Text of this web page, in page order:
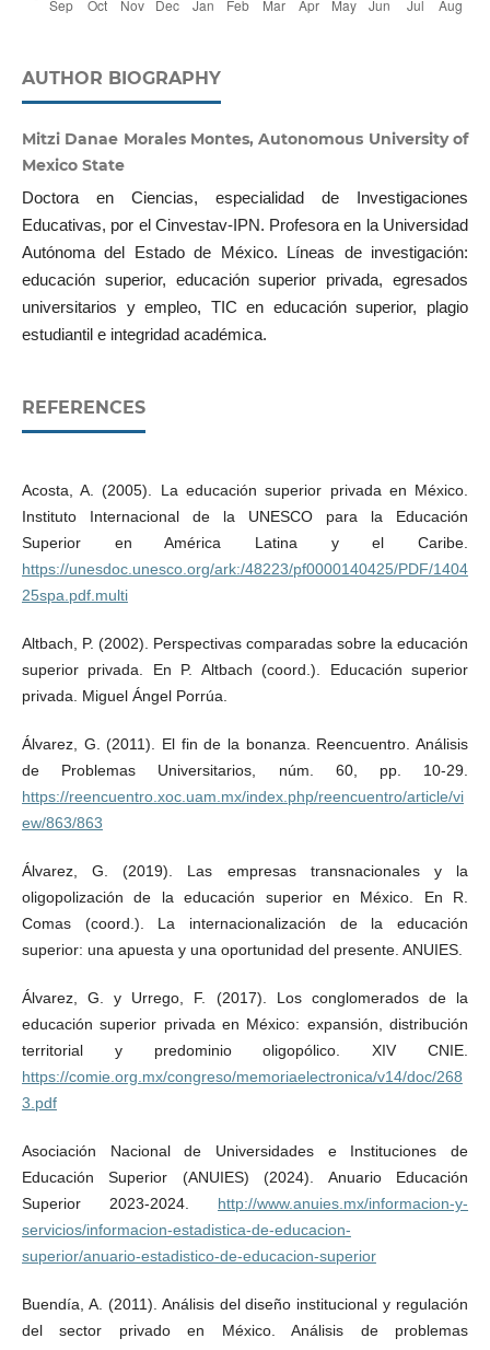
AUTHOR BIOGRAPHY
Mitzi Danae Morales Montes, Autonomous University of
Mexico State
Doctora en Ciencias, especialidad de Investigaciones
Educativas, por el Cinvestav-IPN. Profesora en la Universidad
Autónoma del Estado de México. Líneas de investigación:
educación superior, educación superior privada, egresados
universitarios y empleo, TIC en educación superior, plagio
estudiantil e integridad académica.
REFERENCES
Acosta, A. (2005). La educación superior privada en México.
Instituto Internacional de la UNESCO para la Educación
Superior en América Latina y el Caribe.
https://unesdoc.unesco.org/ark:/48223/pf0000140425/PDF/1404
25spa.pdf.multi
Altbach, P. (2002). Perspectivas comparadas sobre la educación
superior privada. En P. Altbach (coord.). Educación superior
privada. Miguel Ángel Porrúa.
Álvarez, G. (2011). El fin de la bonanza. Reencuentro. Análisis
de Problemas Universitarios, núm. 60, pp. 10-29.
https://reencuentro.xoc.uam.mx/index.php/reencuentro/article/vi
ew/863/863
Álvarez, G. (2019). Las empresas transnacionales y la
oligopolización de la educación superior en México. En R.
Comas (coord.). La internacionalización de la educación
superior: una apuesta y una oportunidad del presente. ANUIES.
Álvarez, G. y Urrego, F. (2017). Los conglomerados de la
educación superior privada en México: expansión, distribución
territorial y predominio oligopólico. XIV CNIE.
https://comie.org.mx/congreso/memoriaelectronica/v14/doc/268
3.pdf
Asociación Nacional de Universidades e Instituciones de
Educación Superior (ANUIES) (2024). Anuario Educación
Superior 2023-2024. http://www.anuies.mx/informacion-y-
servicios/informacion-estadistica-de-educacion-
superior/anuario-estadistico-de-educacion-superior
Buendía, A. (2011). Análisis del diseño institucional y regulación
del sector privado en México. Análisis de problemas